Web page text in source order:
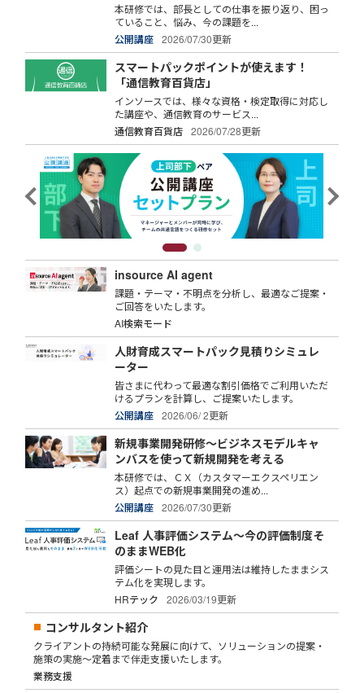
本研修では、部長としての仕事を振り返り、困っ
ていること、悩み、今の課題を...
公開講座
2026/07/30更新
スマートパックポイントが使えます！
「通信教育百貨店」
インソースでは、様々な資格・検定取得に対応し
た講座や、通信教育のサービス...
通信教育百貨店
2026/07/28更新
insource AI agent
課題・テーマ・不明点を分析し、最適なご提案・
ご回答をいたします。
AI検索モード
人財育成スマートパック見積りシミュレ
ーター
皆さまに代わって最適な割引価格でご利用いただ
けるプランを計算し、ご提案いたします。
公開講座
2026/06/ 2更新
新規事業開発研修～ビジネスモデルキャ
ンバスを使って新規開発を考える
本研修では、ＣＸ（カスタマーエクスペリエン
ス）起点での新規事業開発の進め...
公開講座
2026/07/30更新
Leaf 人事評価システム～今の評価制度そ
のままWEB化
評価シートの見た目と運用法は維持したままシス
テム化を実現します。
HRテック
2026/03/19更新
コンサルタント紹介
クライアントの持続可能な発展に向けて、ソリューションの提案・
施策の実施～定着まで伴走支援いたします。
業務支援